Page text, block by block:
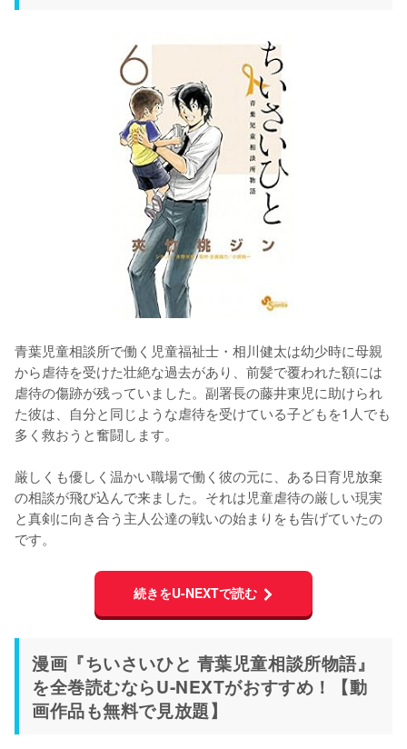
青葉児童相談所で働く児童福祉士・相川健太は幼少時に母親
から虐待を受けた壮絶な過去があり、前髪で覆われた額には
虐待の傷跡が残っていました。副署長の藤井東児に助けられ
た彼は、自分と同じような虐待を受けている子どもを1人でも
多く救おうと奮闘します。
厳しくも優しく温かい職場で働く彼の元に、ある日育児放棄
の相談が飛び込んで来ました。それは児童虐待の厳しい現実
と真剣に向き合う主人公達の戦いの始まりをも告げていたの
です。
続きをU-NEXTで読む
漫画『ちいさいひと 青葉児童相談所物語』
を全巻読むならU-NEXTがおすすめ！【動
画作品も無料で見放題】